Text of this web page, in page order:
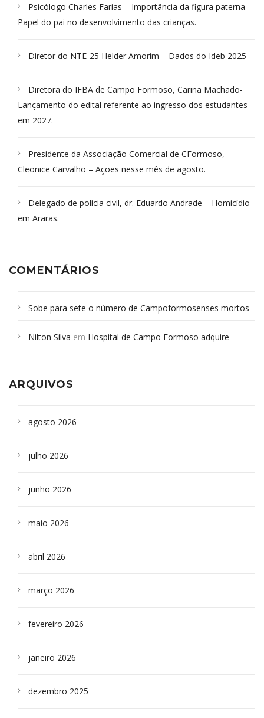
Psicólogo Charles Farias – Importância da figura paterna
Papel do pai no desenvolvimento das crianças.
Diretor do NTE-25 Helder Amorim – Dados do Ideb 2025
Diretora do IFBA de Campo Formoso, Carina Machado-
Lançamento do edital referente ao ingresso dos estudantes
em 2027.
Presidente da Associação Comercial de CFormoso,
Cleonice Carvalho – Ações nesse mês de agosto.
Delegado de polícia civil, dr. Eduardo Andrade – Homicídio
em Araras.
COMENTÁRIOS
Sobe para sete o número de Campoformosenses mortos
Campoformosenses que morreram em desabamentos são
Nilton Silva em Hospital de Campo Formoso adquire
ARQUIVOS
agosto 2026
julho 2026
junho 2026
maio 2026
abril 2026
março 2026
fevereiro 2026
janeiro 2026
dezembro 2025